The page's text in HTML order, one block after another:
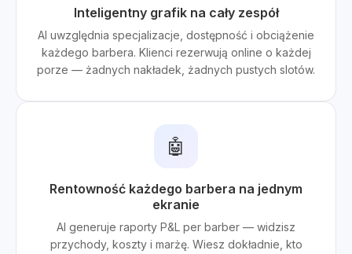
Inteligentny grafik na cały zespół
AI uwzględnia specjalizacje, dostępność i obciążenie
każdego barbera. Klienci rezerwują online o każdej
porze — żadnych nakładek, żadnych pustych slotów.
🤖
Rentowność każdego barbera na jednym
ekranie
AI generuje raporty P&L per barber — widzisz
przychody, koszty i marżę. Wiesz dokładnie, kto